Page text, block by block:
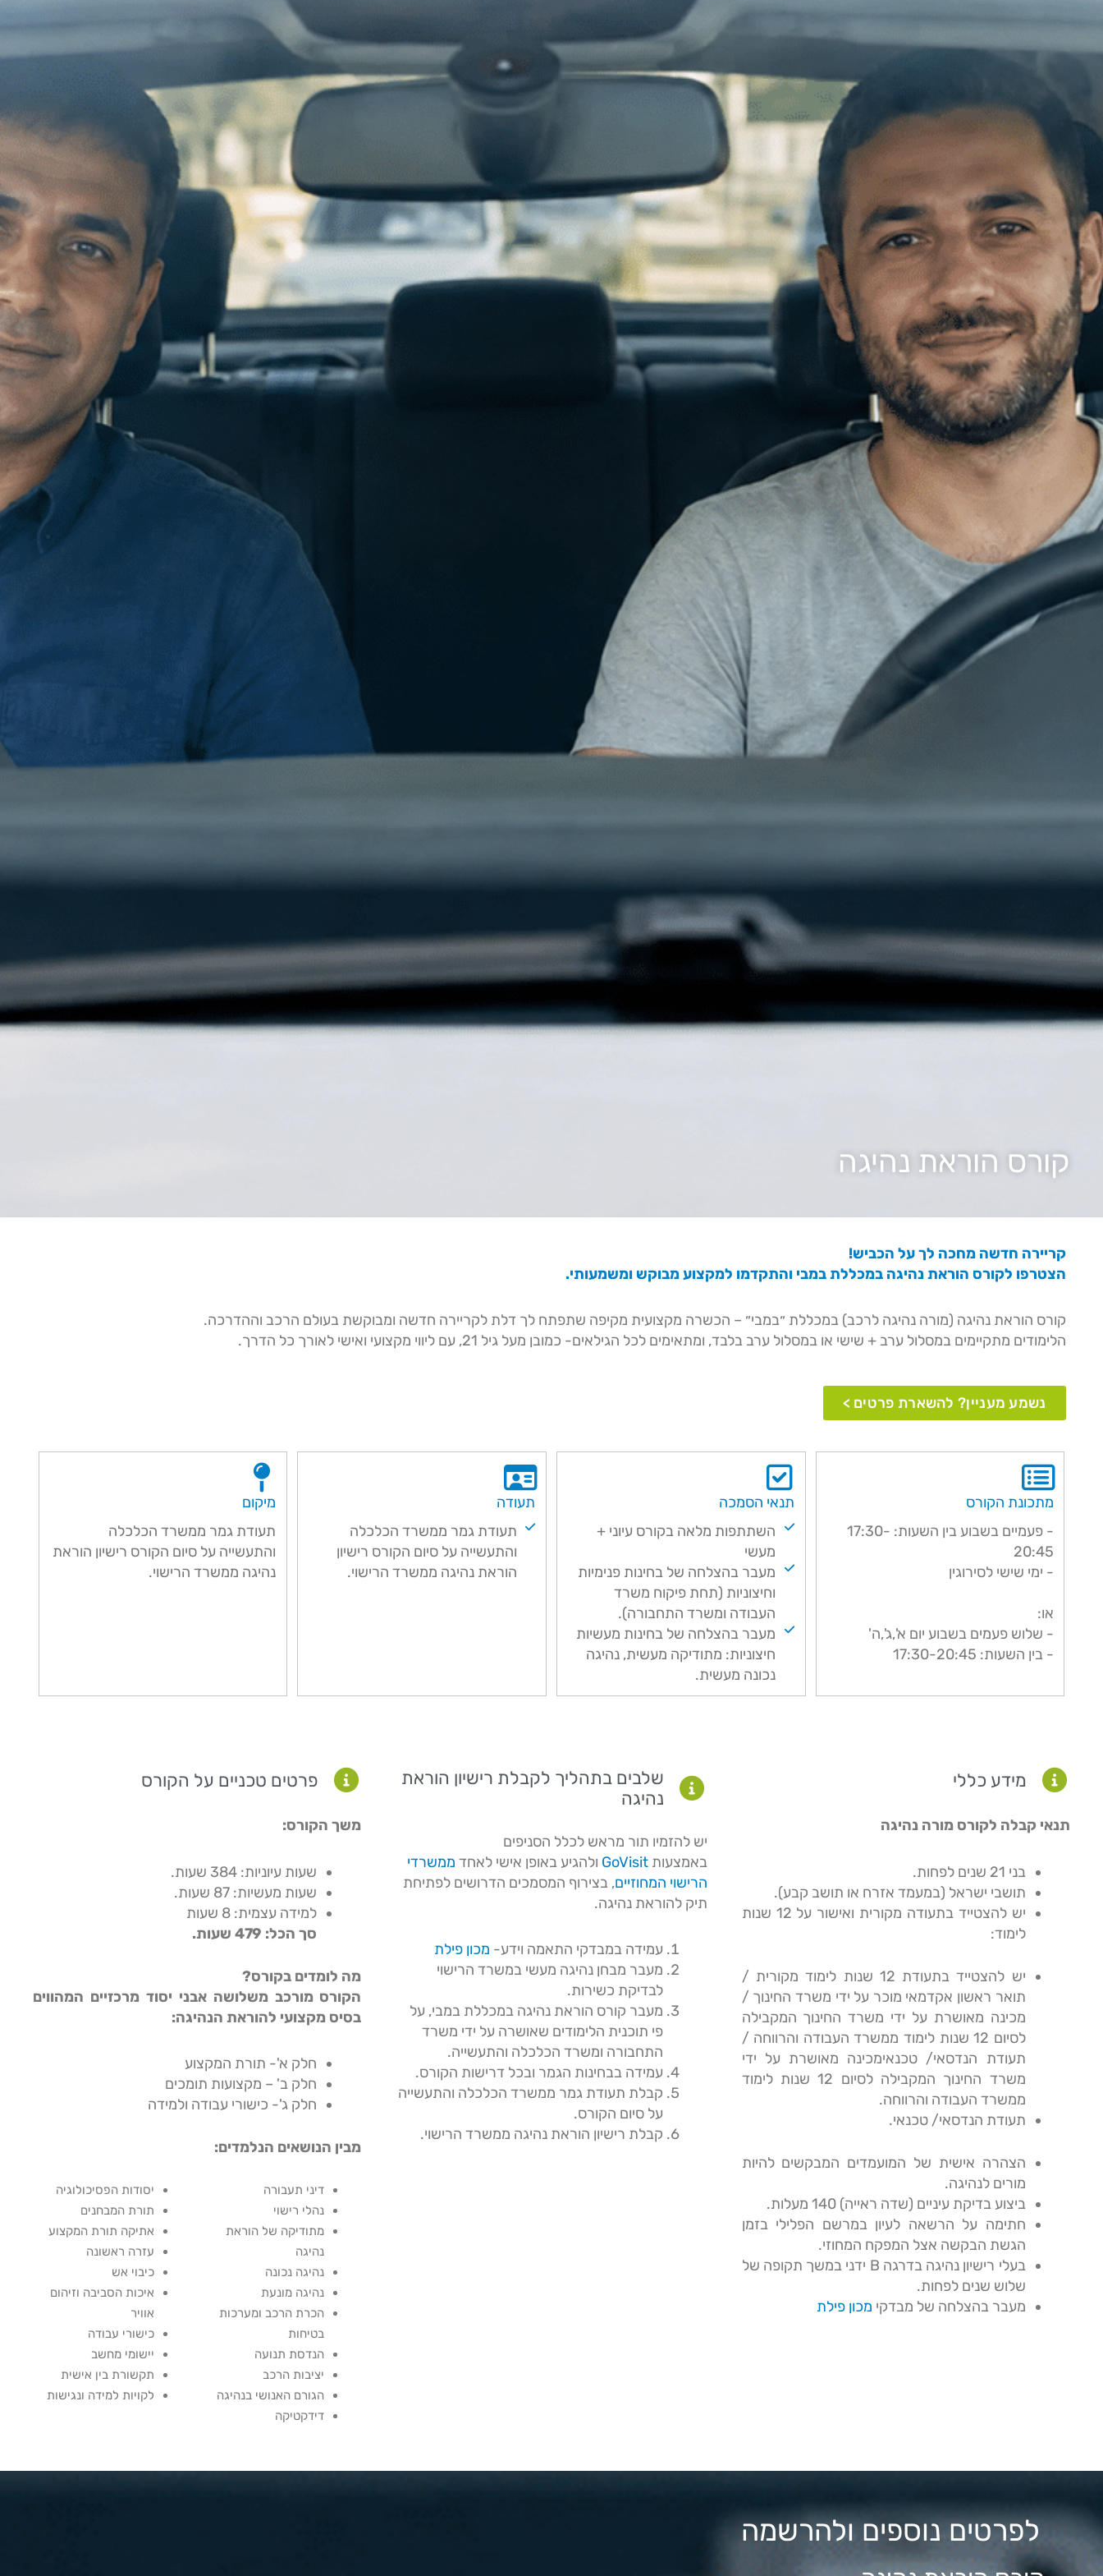
קורס הוראת נהיגה
קריירה חדשה מחכה לך על הכביש!
הצטרפו לקורס הוראת נהיגה במכללת במבי והתקדמו למקצוע מבוקש ומשמעותי.
קורס הוראת נהיגה (מורה נהיגה לרכב) במכללת ״במבי״ – הכשרה מקצועית מקיפה שתפתח לך דלת לקריירה חדשה ומבוקשת בעולם הרכב וההדרכה.
הלימודים מתקיימים במסלול ערב + שישי או במסלול ערב בלבד, ומתאימים לכל הגילאים- כמובן מעל גיל 21, עם ליווי מקצועי ואישי לאורך כל הדרך.
נשמע מעניין? להשארת פרטים >
מתכונת הקורס
- פעמיים בשבוע בין השעות: 17:30-
20:45
- ימי שישי לסירוגין
או:
- שלוש פעמים בשבוע יום א',ג',ה'
- בין השעות: 17:30-20:45
תנאי הסמכה
השתתפות מלאה בקורס עיוני +
מעשי
מעבר בהצלחה של בחינות פנימיות
וחיצוניות (תחת פיקוח משרד
העבודה ומשרד התחבורה).
מעבר בהצלחה של בחינות מעשיות
חיצוניות: מתודיקה מעשית, נהיגה
נכונה מעשית.
תעודה
תעודת גמר ממשרד הכלכלה
והתעשייה על סיום הקורס רישיון
הוראת נהיגה ממשרד הרישוי.
מיקום
תעודת גמר ממשרד הכלכלה
והתעשייה על סיום הקורס רישיון הוראת
נהיגה ממשרד הרישוי.
מידע כללי​
תנאי קבלה לקורס מורה נהיגה
בני 21 שנים לפחות.
תושבי ישראל (במעמד אזרח או תושב קבע).
יש להצטייד בתעודה מקורית ואישור על 12 שנות
לימוד:
יש להצטייד בתעודת 12 שנות לימוד מקורית /
תואר ראשון אקדמאי מוכר על ידי משרד החינוך /
מכינה מאושרת על ידי משרד החינוך המקבילה
לסיום 12 שנות לימוד ממשרד העבודה והרווחה /
תעודת הנדסאי/ טכנאימכינה מאושרת על ידי
משרד החינוך המקבילה לסיום 12 שנות לימוד
ממשרד העבודה והרווחה.
תעודת הנדסאי/ טכנאי.
הצהרה אישית של המועמדים המבקשים להיות
מורים לנהיגה.
ביצוע בדיקת עיניים (שדה ראייה) 140 מעלות.
חתימה על הרשאה לעיון במרשם הפלילי בזמן
הגשת הבקשה אצל המפקח המחוזי.
בעלי רישיון נהיגה בדרגה B ידני במשך תקופה של
שלוש שנים לפחות.
מעבר בהצלחה של מבדקי מכון פילת
שלבים בתהליך לקבלת רישיון הוראת
נהיגה
יש להזמיו תור מראש לכלל הסניפים
באמצעות GoVisit ולהגיע באופן אישי לאחד ממשרדי
הרישוי המחוזיים, בצירוף המסמכים הדרושים לפתיחת
תיק להוראת נהיגה.
עמידה במבדקי התאמה וידע- מכון פילת
מעבר מבחן נהיגה מעשי במשרד הרישוי
לבדיקת כשירות.
מעבר קורס הוראת נהיגה במכללת במבי, על
פי תוכנית הלימודים שאושרה על ידי משרד
התחבורה ומשרד הכלכלה והתעשייה.
עמידה בבחינות הגמר ובכל דרישות הקורס.
קבלת תעודת גמר ממשרד הכלכלה והתעשייה
על סיום הקורס.
קבלת רישיון הוראת נהיגה ממשרד הרישוי.
פרטים טכניים על הקורס
משך הקורס:
שעות עיוניות: 384 שעות.
שעות מעשיות: 87 שעות.
למידה עצמית: 8 שעות
סך הכל: 479 שעות
.
מה לומדים בקורס?
הקורס מורכב משלושה אבני יסוד מרכזיים המהווים
בסיס מקצועי להוראת הנהיגה:
חלק א'- תורת המקצוע
חלק ב' – מקצועות תומכים
חלק ג'- כישורי עבודה ולמידה
מבין הנושאים הנלמדים:
דיני תעבורה
נהלי רישוי
מתודיקה של הוראת
נהיגה
נהיגה נכונה
נהיגה מונעת
הכרת הרכב ומערכות
בטיחות
הנדסת תנועה
יציבות הרכב
הגורם האנושי בנהיגה
דידקטיקה
יסודות הפסיכולוגיה
תורת המבחנים
אתיקה תורת המקצוע
עזרה ראשונה
כיבוי אש
איכות הסביבה וזיהום
אוויר
כישורי עבודה
יישומי מחשב
תקשורת בין אישית
לקויות למידה ונגישות
לפרטים נוספים ולהרשמה